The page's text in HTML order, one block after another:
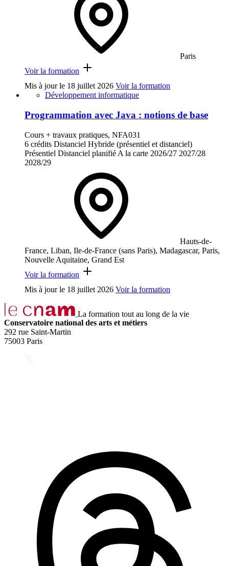
Paris
Voir la formation
Mis à jour le 18 juillet 2026 Voir la formation
Développement informatique
Programmation avec Java : notions de base
Cours + travaux pratiques, NFA031
6 crédits Distanciel Hybride (présentiel et distanciel)
Présentiel Distanciel planifié A la carte 2026/27 2027/28
2028/29
Hauts-de-
France, Liban, Ile-de-France (sans Paris), Madagascar, Paris,
Nouvelle Aquitaine, Grand Est
Voir la formation
Mis à jour le 18 juillet 2026 Voir la formation
La formation tout au long de la vie
Conservatoire national des arts et métiers
292 rue Saint-Martin
75003 Paris